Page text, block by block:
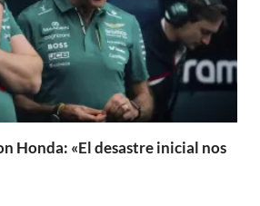
Honda: «El desastre inicial nos